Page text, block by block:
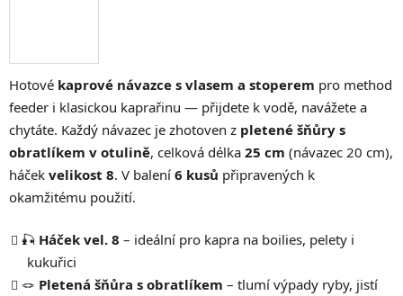
Hotové kaprové návazce s vlasem a stoperem pro method
feeder i klasickou kaprařinu — přijdete k vodě, navážete a
chytáte. Každý návazec je zhotoven z pletené šňůry s
obratlíkem v otulině, celková délka 25 cm (návazec 20 cm),
háček velikost 8. V balení 6 kusů připravených k
okamžitému použití.
🎣 Háček vel. 8 – ideální pro kapra na boilies, pelety i
kukuřici
🪢 Pletená šňůra s obratlíkem – tlumí výpady ryby, jistí